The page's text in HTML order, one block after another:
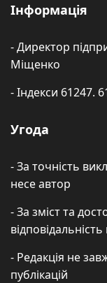
Інформація
- Директор
Міщенко
- Індекси 61247.
Угода
- За точність
несе автор
- За зміст та
- Редакція не
публікацій